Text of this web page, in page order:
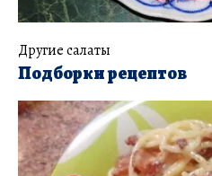
Другие салаты
Подборки рецептов